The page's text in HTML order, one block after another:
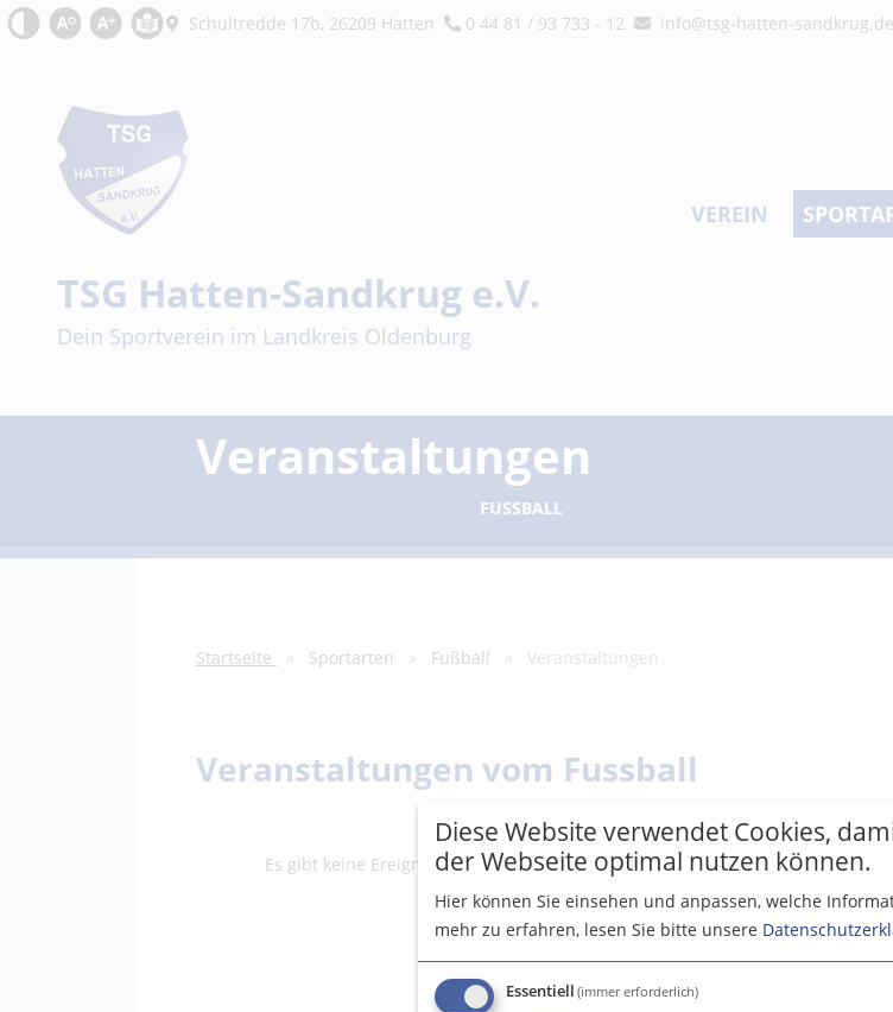
KontrastSchrift zurücksetzen
Schrift vergrößern
Leichte Sprache
Schultredde 17b, 26209 Hatten 0 44 81 / 93 733 - 12 info@tsg-hatten-sandkrug.de
Sportverein
TSG Hatten-Sandkrug e.V.
Dein Sportverein im Landkreis Oldenburg
VEREIN
Veranstaltungen
FUSSBALL
Startseite Sportarten Fußball Veranstaltungen
Veranstaltungen vom Fussball
Es gibt keine Ereignisse in der aktuellen Ansicht.
Diese Website verwendet Cookies,
der Webseite optimal nutzen können.
Hier können Sie einsehen und anpassen, welche
mehr zu erfahren, lesen Sie bitte unsere
Essentiell (immer erforderlich)